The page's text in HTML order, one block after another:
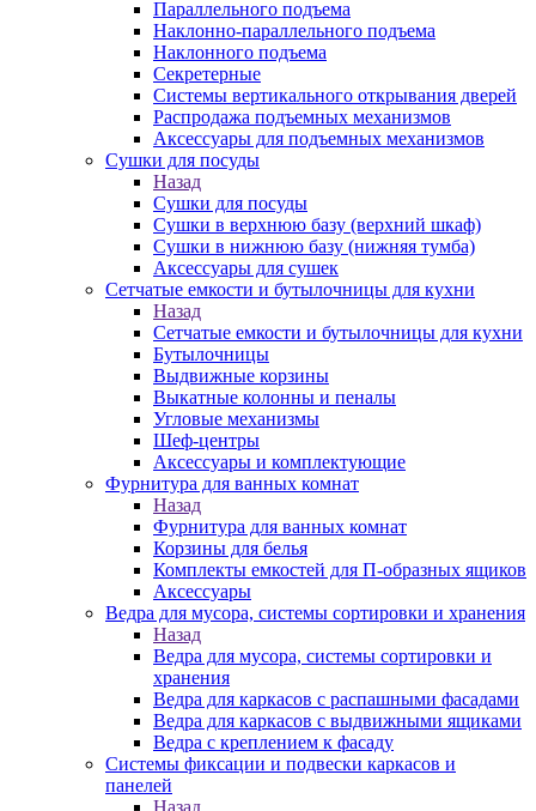
Параллельного подъема
Наклонно-параллельного подъема
Наклонного подъема
Секретерные
Системы вертикального открывания дверей
Распродажа подъемных механизмов
Аксессуары для подъемных механизмов
Сушки для посуды
Назад
Сушки для посуды
Сушки в верхнюю базу (верхний шкаф)
Сушки в нижнюю базу (нижняя тумба)
Аксессуары для сушек
Сетчатые емкости и бутылочницы для кухни
Назад
Сетчатые емкости и бутылочницы для кухни
Бутылочницы
Выдвижные корзины
Выкатные колонны и пеналы
Угловые механизмы
Шеф-центры
Аксессуары и комплектующие
Фурнитура для ванных комнат
Назад
Фурнитура для ванных комнат
Корзины для белья
Комплекты емкостей для П-образных ящиков
Аксессуары
Ведра для мусора, системы сортировки и хранения
Назад
Ведра для мусора, системы сортировки и
хранения
Ведра для каркасов с распашными фасадами
Ведра для каркасов с выдвижными ящиками
Ведра с креплением к фасаду
Системы фиксации и подвески каркасов и
панелей
Назад